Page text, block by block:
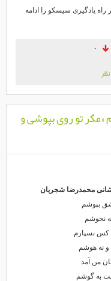
سیسکو را ادامه
تو روی بپوشی و
محمدرضا شجریان
هوشم
آمد
گوشم